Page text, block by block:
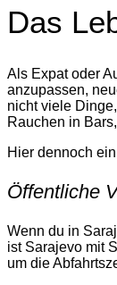
Das
Als Expat oder
anzupassen,
nicht viele
Rauchen in
Hier dennoch
Öffentliche
Wenn du in
ist Sarajevo mit
um die